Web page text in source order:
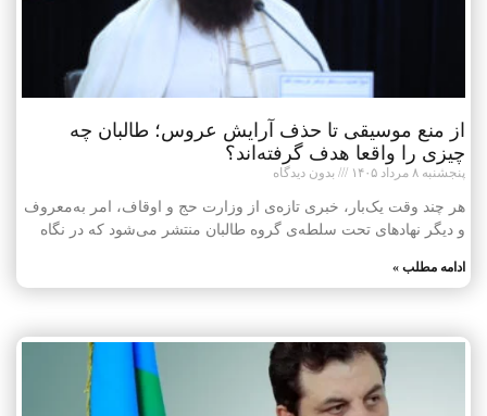
از منع موسیقی تا حذف آرایش عروس؛ طالبان چه
چیزی را واقعا هدف گرفته‌اند؟
پنجشنبه ۸ مرداد ۱۴۰۵ بدون دیدگاه
هر چند وقت یک‌بار، خبری تازه‌ی از وزارت حج و اوقاف، امر به‌معروف
و دیگر نهادهای تحت سلطه‌ی گروه طالبان منتشر می‌شود که در نگاه
ادامه مطلب »